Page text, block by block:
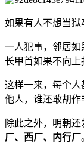
如果有人不想当狱
一人犯事，邻居
长甲首如果不向上
这样一来，每个
他人，谁还敢胡作
除此之外，明朝还
厂、西厂、内行厂